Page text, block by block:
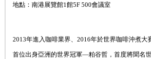
地點：南港展覽館1館5F 500會議室
2013年進入咖啡業界、2016年於世界咖啡沖煮大
首位出身亞洲的世界冠軍—粕谷哲，首度將聞名